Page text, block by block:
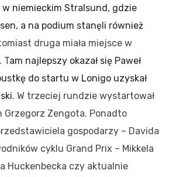
w niemieckim Stralsund, gdzie
a na podium stanęli również
druga miała miejsce w
Tam najlepszy okazał się Paweł
do startu w Lonigo uzyskał
. W trzeciej rundzie wystartował
Grzegorz Zengota. Ponadto
gospodarzy – Davida
cyklu Grand Prix – Mikkela
Huckenbecka czy aktualnie